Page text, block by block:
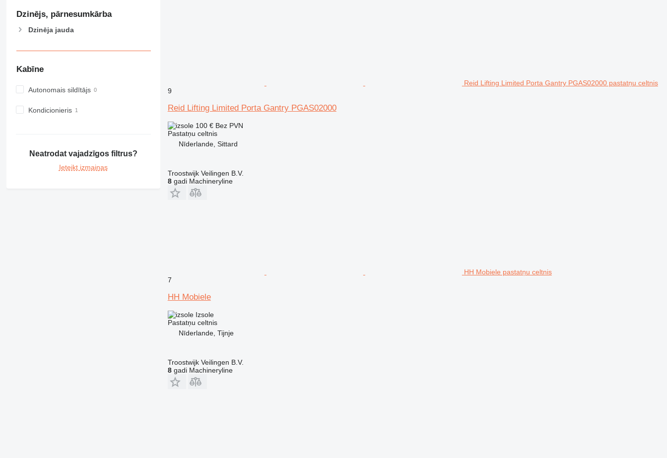
Dzinējs, pārnesumkārba
Dzinēja jauda
Kabīne
Autonomais sildītājs
Kondicionieris
Neatrodat vajadzīgos filtrus?
Ieteikt izmaiņas
Reid Lifting Limited Porta Gantry PGAS02000 pastatņu celtnis
9
Reid Lifting Limited Porta Gantry PGAS02000
100 € Bez PVN
Pastatņu celtnis
Nīderlande, Sittard
Troostwijk Veilingen B.V.
8gadi Machineryline
HH Mobiele pastatņu celtnis
7
HH Mobiele
Izsole
Pastatņu celtnis
Nīderlande, Tijnje
Troostwijk Veilingen B.V.
8gadi Machineryline